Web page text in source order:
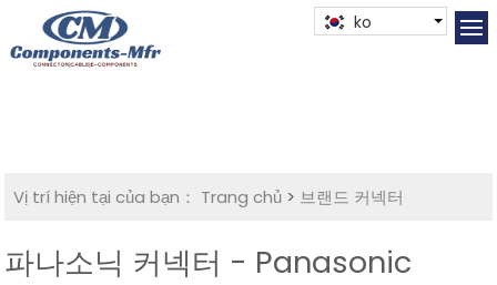
ko
Vị trí hiện tại của bạn： Trang chủ > 브랜드 커넥터
파나소닉 커넥터 - Panasonic